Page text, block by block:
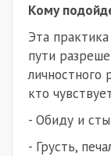
Кому
Эта
пути
личностного
кто
- Обиду и
- Грусть,